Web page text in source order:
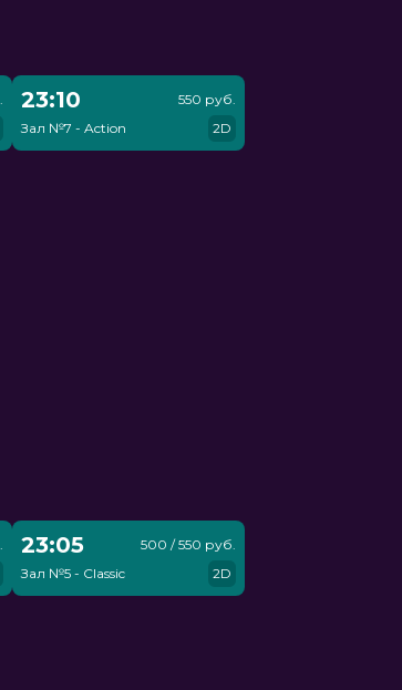
23:10
Зал №7 - Action
550 руб.
2D
23:05
Зал №5 - Classic
500 / 550 руб.
2D